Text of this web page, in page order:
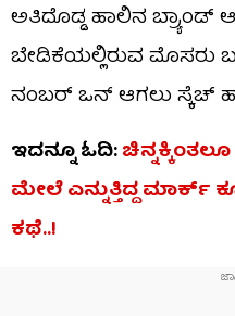
ಅತಿದೊಡ್ಡ ಹಾಲಿನ
ಬೇಡಿಕೆಯಲ್ಲಿರುವ ಮೊಸರು
ನಂಬರ್ ಒನ್ ಆಗಲು ಸ್ಕೆಚ್
ಇದನ್ನೂ ಓದಿ:
ಮೇಲೆ ಎನ್ನುತ್ತಿದ್ದ ಮಾರ್ಕ್
ಕಥೆ..!